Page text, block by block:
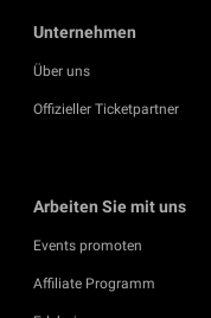
Unternehmen
Über uns
Offizieller Ticketpartner
Arbeiten Sie mit uns
Events promoten
Affiliate Programm